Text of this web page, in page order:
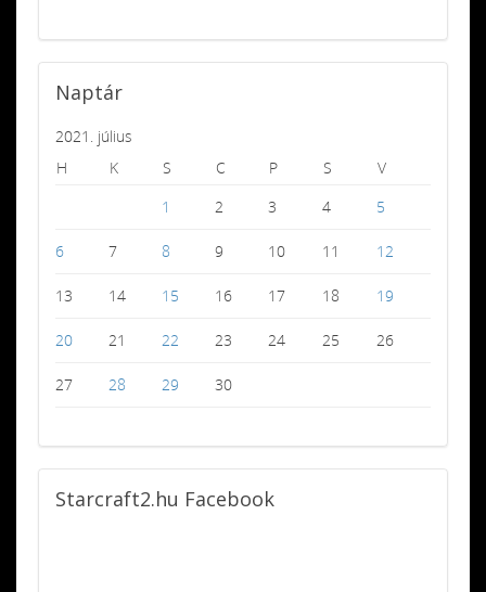
Naptár
2021. július
H
K S C P S
V
1
2 3 4 5
6 7 8 9 10 11 12
13 14 15 16 17 18 19
20 21 22 23 24 25 26
27 28 29 30
Starcraft2.hu Facebook